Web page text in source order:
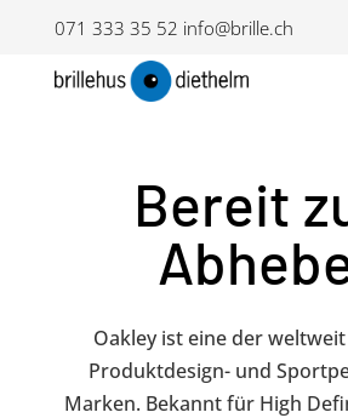
071 333 35 52 info@brille.ch
Bereit
Oakley ist eine der
Produktdesign- und
Marken. Bekannt für High